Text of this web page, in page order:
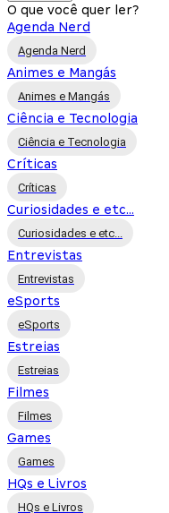
O que você quer ler?
Agenda Nerd
Agenda Nerd
Animes e Mangás
Animes e Mangás
Ciência e Tecnologia
Ciência e Tecnologia
Críticas
Críticas
Curiosidades e etc...
Curiosidades e etc...
Entrevistas
Entrevistas
eSports
eSports
Estreias
Estreias
Filmes
Filmes
Games
Games
HQs e Livros
HQs e Livros